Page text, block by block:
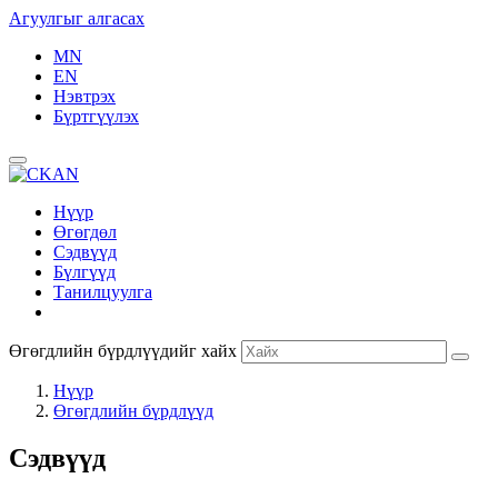
Агуулгыг алгасах
MN
EN
Нэвтрэх
Бүртгүүлэх
Нүүр
Өгөгдөл
Сэдвүүд
Бүлгүүд
Танилцуулга
Өгөгдлийн бүрдлүүдийг хайх
Нүүр
Өгөгдлийн бүрдлүүд
Сэдвүүд